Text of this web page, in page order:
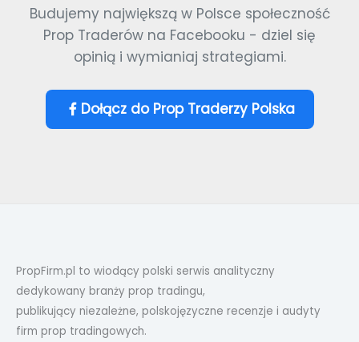
Budujemy największą w Polsce społeczność
Prop Traderów na Facebooku - dziel się
opinią i wymianiaj strategiami.
Dołącz do Prop Traderzy Polska
PropFirm.pl to wiodący polski serwis analityczny
dedykowany branży prop tradingu,
publikujący niezależne, polskojęzyczne recenzje i audyty
firm prop tradingowych.